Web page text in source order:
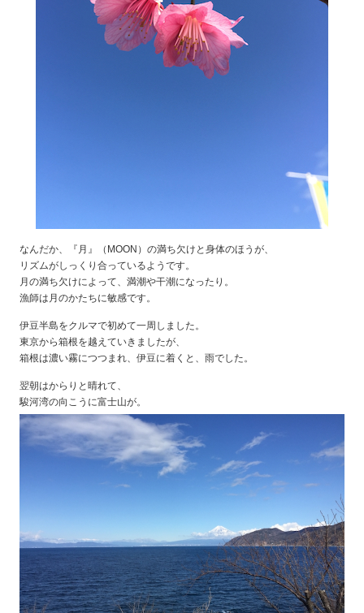
なんだか、『月』（MOON）の満ち欠けと身体のほうが、
リズムがしっくり合っているようです。
月の満ち欠けによって、満潮や干潮になったり。
漁師は月のかたちに敏感です。
伊豆半島をクルマで初めて一周しました。
東京から箱根を越えていきましたが、
箱根は濃い霧につつまれ、伊豆に着くと、雨でした。
翌朝はからりと晴れて、
駿河湾の向こうに富士山が。